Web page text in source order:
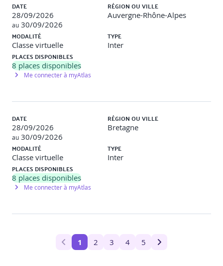
DATE
28/09/2026
au 30/09/2026
RÉGION OU VILLE
Auvergne-Rhône-Alpes
MODALITÉ
Classe virtuelle
TYPE
Inter
PLACES DISPONIBLES
8 places disponibles
Me connecter à myAtlas
DATE
28/09/2026
au 30/09/2026
RÉGION OU VILLE
Bretagne
MODALITÉ
Classe virtuelle
TYPE
Inter
PLACES DISPONIBLES
8 places disponibles
Me connecter à myAtlas
1 2 3 4 5